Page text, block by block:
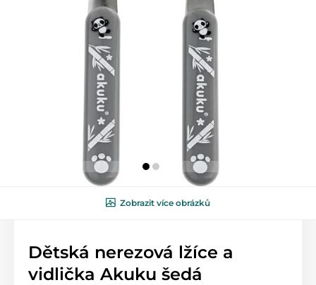
Zobrazit více obrázků
Dětská nerezová lžíce a
vidlička Akuku šedá